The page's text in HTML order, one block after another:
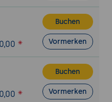
(Average Handle
und
(First Contact
(Net Promoter
(WFM):
Buchen
Vormerken
Buchen
Vormerken